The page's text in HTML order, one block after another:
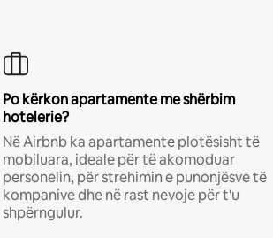
Po kërkon apartamente me shërbim
hotelerie?
Në Airbnb ka apartamente plotësisht të
mobiluara, ideale për të akomoduar
personelin, për strehimin e punonjësve të
kompanive dhe në rast nevoje për t'u
shpërngulur.